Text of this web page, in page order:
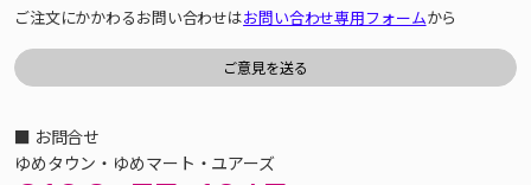
ご注文にかかわるお問い合わせはお問い合わせ専用フォームから
■ お問合せ
ゆめタウン・ゆめマート・ユアーズ